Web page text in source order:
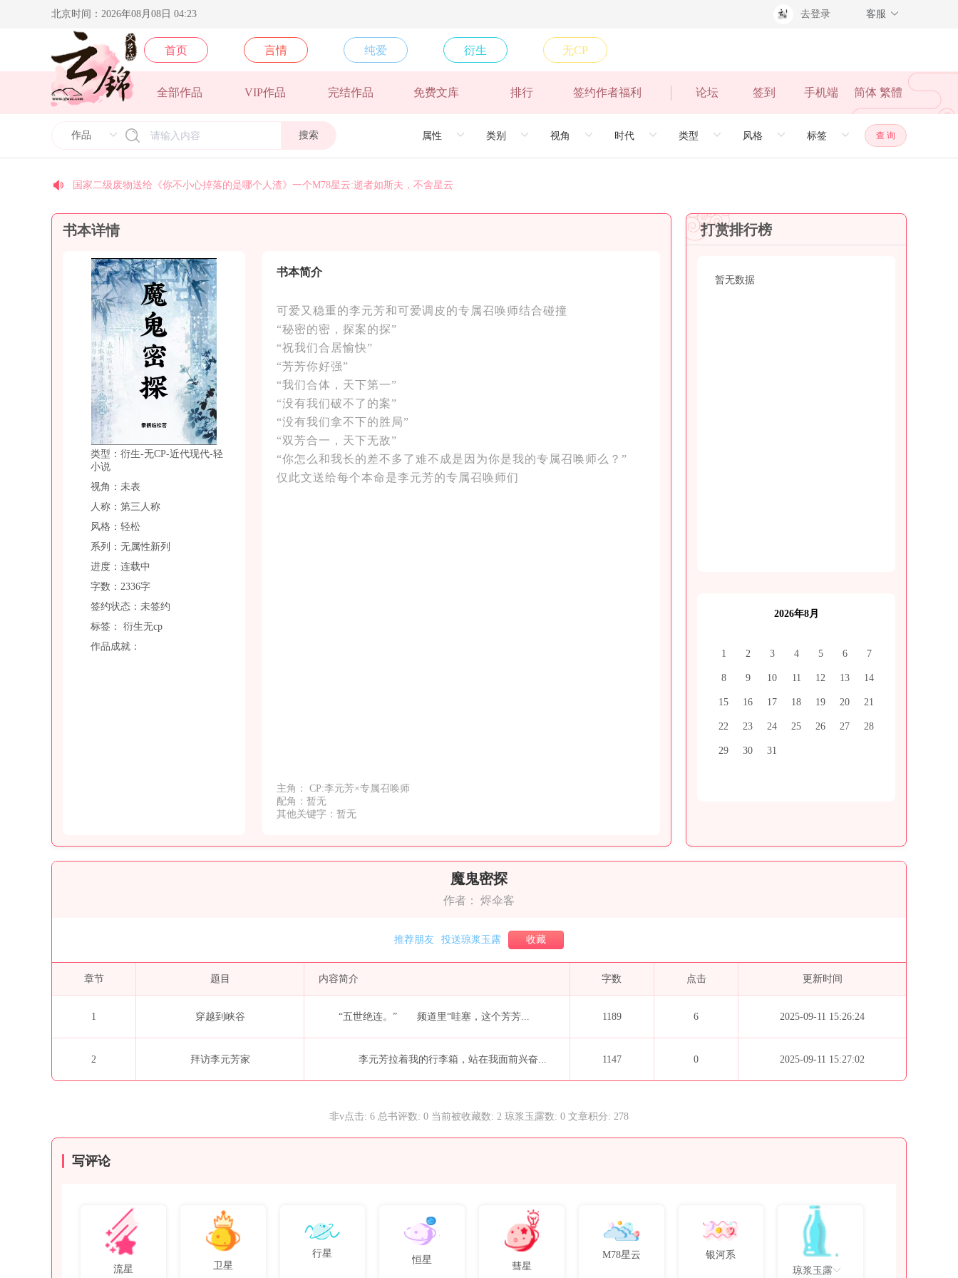
北京时间：2026年08月08日 04:23 去登录 客服
首页 言情 纯爱 衍生 无CP
全部作品 VIP作品 完结作品 免费文库 排行 签约作者福利 论坛 签到 手机端 简体 繁體
搜索 查 询
yj9575送给《光的背面》一个M78星云:逝者如斯夫，不舍星云
yj9067送给《顶级豪奢》一个M78星云:逝者如斯夫，不舍星云
国家二级废物送给《你不小心掉落的是哪个人渣》一个M78星云:逝者如斯夫，不舍星云
今天早睡了吗送给《乱世玫瑰》一个M78星云:逝者如斯夫，不舍星云
北方阿尼亚送给《卿本殊色》一个M78星云:逝者如斯夫，不舍星云
梵地高送给《须尽欢》一个M78星云:逝者如斯夫，不舍星云
书本详情
类型：衍生-无CP-近代现代-轻
小说
视角：未表
人称：第三人称
风格：轻松
系列：无属性新列
进度：连载中
字数：2336字
签约状态：未签约
标签： 衍生无cp
作品成就：
书本简介
可爱又稳重的李元芳和可爱调皮的专属召唤师结合碰撞
“秘密的密，探案的探”
“祝我们合居愉快”
“芳芳你好强”
“我们合体，天下第一”
“没有我们破不了的案”
“没有我们拿不下的胜局”
“双芳合一，天下无敌”
“你怎么和我长的差不多了难不成是因为你是我的专属召唤师么？”
仅此文送给每个本命是李元芳的专属召唤师们
主角： CP:李元芳×专属召唤师
配角：暂无
其他关键字：暂无
打赏排行榜
暂无数据
2026年8月
1 2 3 4 5 6 7
8 9 10 11 12 13 14
15 16 17 18 19 20 21
22 23 24 25 26 27 28
29 30 31
魔鬼密探
作者： 烬伞客
推荐朋友 投送琼浆玉露 收藏
章节 题目 内容简介 字数 点击 更新时间
1 穿越到峡谷 “五世绝连。” 频道里“哇塞，这个芳芳... 1189 6 2025-09-11 15:26:24
2 拜访李元芳家 李元芳拉着我的行李箱，站在我面前兴奋... 1147 0 2025-09-11 15:27:02
非v点击: 6 总书评数: 0 当前被收藏数: 2 琼浆玉露数: 0 文章积分: 278
写评论
流星 卫星
行星
恒星
彗星
M78星云 银河系